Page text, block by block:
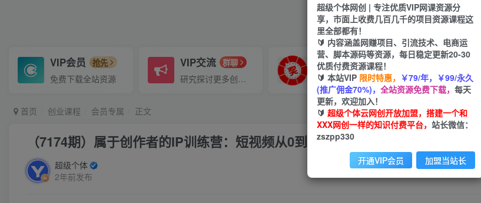
VIP会员 抢先
免费下载全站资源
VIP交流 群聊
研究探讨更多创业项目路子。
VIP推广
70%分佣
会员专属推广链接
招募站长
首页 创业课程 会员专属 正文
（7174期）属于创作者的IP训练营：短视频从0到1、思维与认知实操课（9节课）
超级个体
2年前发布
超级个体网创 | 专注优质VIP网课资源分
享，市面上收费几百几千的项目资源课程这
里全部都有！
🔰 内容涵盖网赚项目、引流技术、电商运
营、脚本源码等资源，每日稳定更新20-30
优质付费资源课程！
🔰 本站VIP 限时特惠， ￥79/年，￥99/永久
(推广佣金70%)， 全站资源免费下载， 每天
更新，欢迎加入！
🔰 超级个体云网创开放加盟，搭建一个和
XXX网创一样的知识付费平台， 站长微信：
zszpp330
开通VIP会员 加盟当站长